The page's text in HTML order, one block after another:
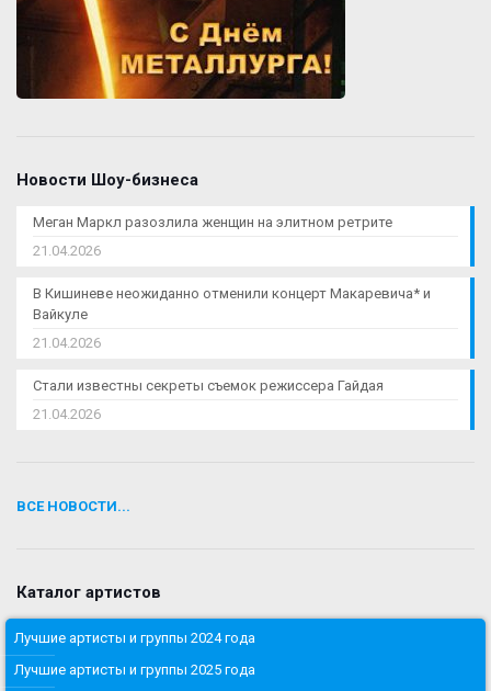
Новости Шоу-бизнеса
Меган Маркл разозлила женщин на элитном ретрите
21.04.2026
В Кишиневе неожиданно отменили концерт Макаревича* и
Вайкуле
21.04.2026
Стали известны секреты съемок режиссера Гайдая
21.04.2026
ВСЕ НОВОСТИ...
Каталог артистов
Лучшие артисты и группы 2024 года
Лучшие артисты и группы 2025 года